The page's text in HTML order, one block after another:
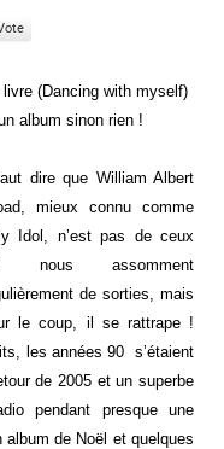
livre (Dancing with myself)
album sinon rien !
dire que William Albert
mieux connu comme
Idol , n’est pas de ceux
nous assomment
de sorties, mais
le coup, il se rattrape !
, les années 90 s’étaient
de 2005 et un superbe
pendant presque une
album de Noël et quelques